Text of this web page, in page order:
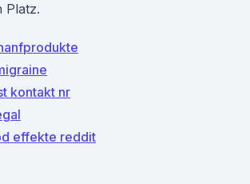
Platz.
kontakt nr
effekte reddit